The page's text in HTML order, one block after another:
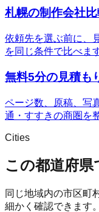
札幌の制作会社
依頼先を選ぶ前に、
を同じ条件で比べま
無料5分の見積も
ページ数、原稿、写
通・すすきの商圏を
Cities
この都道府
同じ地域内の市区町
細かく確認できます。